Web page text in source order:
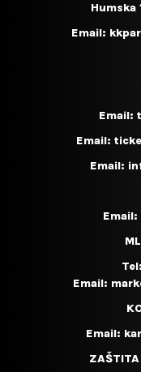
Humska
Email:
Email:
Email:
Email:
Email:
Tel:
Email:
Email: